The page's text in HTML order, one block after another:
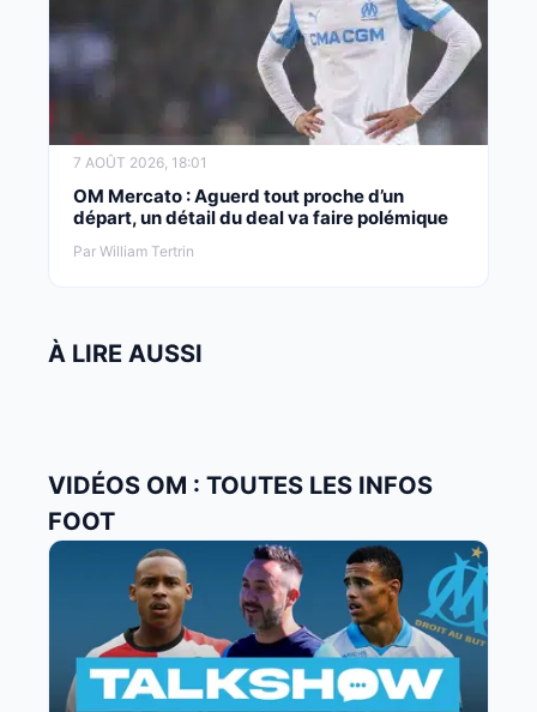
7 AOÛT 2026, 18:01
OM Mercato : Aguerd tout proche d’un
départ, un détail du deal va faire polémique
Par William Tertrin
À LIRE AUSSI
VIDÉOS OM : TOUTES LES INFOS
FOOT